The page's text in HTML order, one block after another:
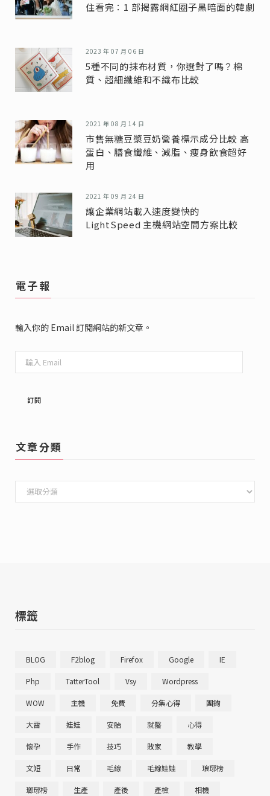
住看完：1 部揭露網紅圈子黑暗面的韓劇
2023 年 07 月 06 日
5種不同的抹布材質，你選對了嗎？棉
質、超細纖維和不織布比較
2021 年 08 月 14 日
市售無糖豆漿豆奶營養標示成分比較 高
蛋白、膳食纖維、減脂、瘦身飲食超好
用
2021 年 09 月 24 日
讓企業網站載入速度變快的
LightSpeed 主機網站空間方案比較
電子報
輸入你的 Email 訂閱網站的新文章。
入
訂閱
文章分類
章
標籤
BLOG F2blog Firefox Google IE
Php TatterTool Vsy Wordpress
WOW 主機 免費 分集心得 團鉤
大雷 娃娃 安胎 就醫 心得
懷孕 手作 技巧 敗家 教學
文短 日常 毛線 毛線娃娃 琅琊榜
瑯琊榜 生產 產後 產檢 相機